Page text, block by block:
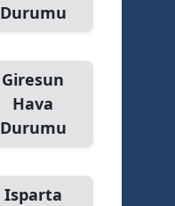
Durumu
Giresun
Hava
Durumu
Isparta